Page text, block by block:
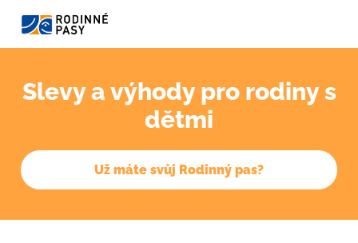
Slevy a výhody pro rodiny s
dětmi
Už máte svůj Rodinný pas?